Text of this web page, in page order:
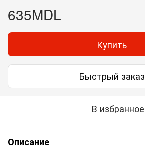
635MDL
Купить
Быстрый заказ
В избранное
Описание